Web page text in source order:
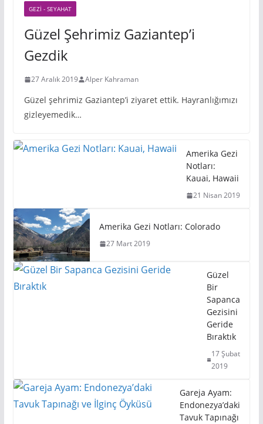
GEZI - SEYAHAT
Güzel Şehrimiz Gaziantep’i
Gezdik
27 Aralık 2019 Alper Kahraman
Güzel şehrimiz Gaziantep’i ziyaret ettik. Hayranlığımızı
gizleyemedik…
Amerika Gezi
Notları:
Kauai, Hawaii
21 Nisan 2019
Amerika Gezi Notları: Colorado
27 Mart 2019
Güzel
Bir
Sapanca
Gezisini
Geride
Bıraktık
17 Şubat
2019
Gareja Ayam:
Endonezya’daki
Tavuk Tapınağı